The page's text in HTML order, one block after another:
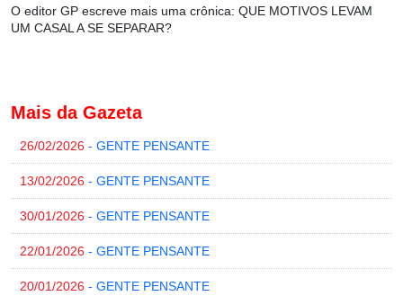
O editor GP escreve mais uma crônica: QUE MOTIVOS LEVAM
UM CASAL A SE SEPARAR?
Mais da Gazeta
26/02/2026 - GENTE PENSANTE
13/02/2026 - GENTE PENSANTE
30/01/2026 - GENTE PENSANTE
22/01/2026 - GENTE PENSANTE
20/01/2026 - GENTE PENSANTE